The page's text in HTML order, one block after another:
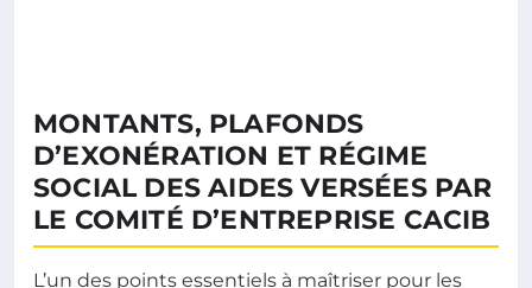
MONTANTS, PLAFONDS
D’EXONÉRATION ET RÉGIME
SOCIAL DES AIDES VERSÉES PAR
LE COMITÉ D’ENTREPRISE CACIB
L’un des points essentiels à maîtriser pour les